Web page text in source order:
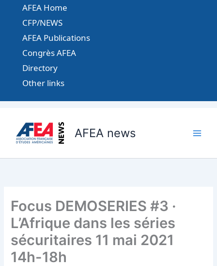
contenu
AFEA Home
CFP/NEWS
AFEA Publications
Congrès AFEA
Directory
Other links
AFEA news
Focus DEMOSERIES #3 ·
L’Afrique dans les séries
sécuritaires 11 mai 2021
14h-18h